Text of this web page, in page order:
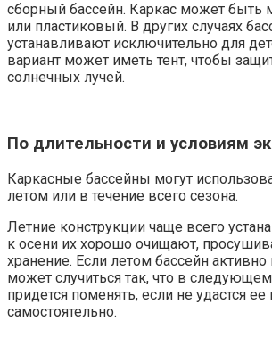
сборный бассейн. Каркас может быть
или пластиковый. В других случаях
устанавливают исключительно для
вариант может иметь тент, чтобы
солнечных лучей.
По длительности и условиям
Каркасные бассейны могут
летом или в течение всего сезона.
Летние конструкции чаще всего
к осени их хорошо очищают,
хранение. Если летом бассейн активно
может случиться так, что в
придется поменять, если не удастся ее
самостоятельно.